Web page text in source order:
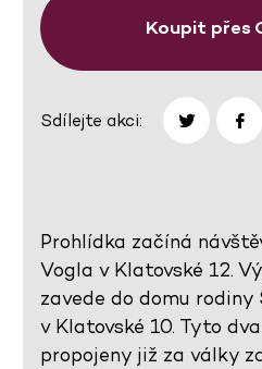
Koupit přes
Sdílejte akci:
Prohlídka začíná
Vogla v Klatovské 12.
zavede do domu rodiny
v Klatovské 10. Tyto
propojeny již za války